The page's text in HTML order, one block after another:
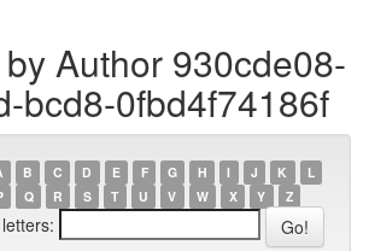
Author 930cde08-
bcd8-0fbd4f74186f
B C D E F G H I J K
L
Q R S T U V W X Y Z